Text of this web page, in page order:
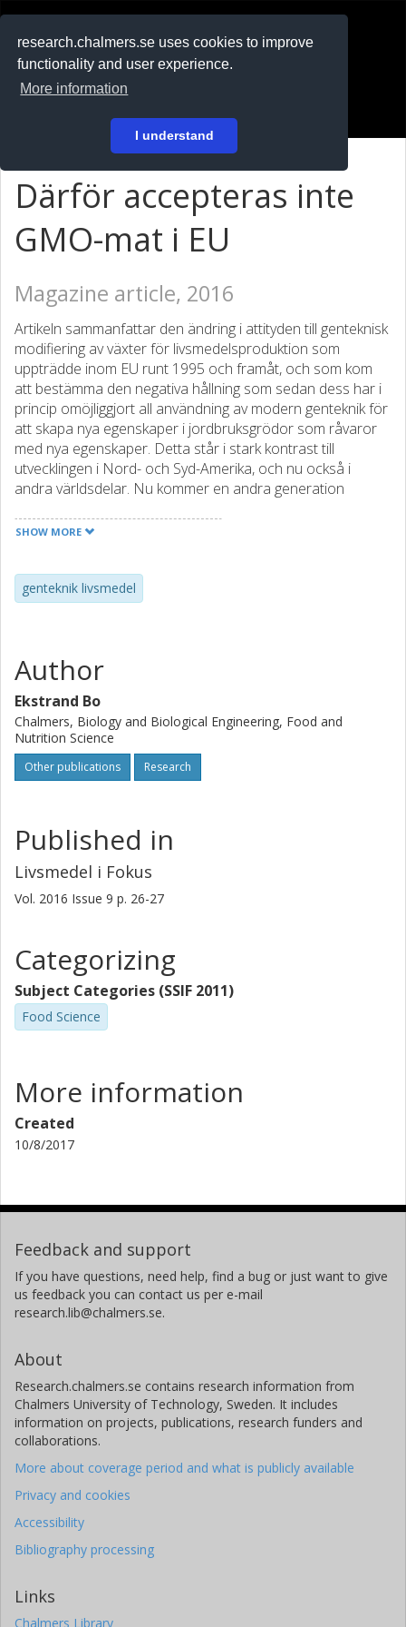
research.chalmers.se uses cookies to improve
functionality and user experience.
More information
I understand
På svenska
Därför accepteras inte
GMO-mat i EU
Magazine article, 2016
Artikeln sammanfattar den ändring i attityden till genteknisk
modifiering av växter för livsmedelsproduktion som
uppträdde inom EU runt 1995 och framåt, och som kom
att bestämma den negativa hållning som sedan dess har i
princip omöjliggjort all användning av modern genteknik för
att skapa nya egenskaper i jordbruksgrödor som råvaror
med nya egenskaper. Detta står i stark kontrast till
utvecklingen i Nord- och Syd-Amerika, och nu också i
andra världsdelar. Nu kommer en andra generation
uppdatering av lagstiftningen, men ännu har EU-
sig om att användning av dessa tekniker inte leder till GMO
i klassisk bemärkelse.
SHOW MORE
genteknik livsmedel
Author
Ekstrand Bo
Chalmers, Biology and Biological Engineering, Food and
Nutrition Science
Other publications Research
Published in
Livsmedel i Fokus
Vol. 2016 Issue 9 p. 26-27
Categorizing
Subject Categories (SSIF 2011)
Food Science
More information
Created
10/8/2017
Feedback and support
If you have questions, need help, find a bug or just want to give
us feedback you can contact us per e-mail
research.lib@chalmers.se.
About
Research.chalmers.se contains research information from
Chalmers University of Technology, Sweden. It includes
information on projects, publications, research funders and
collaborations.
More about coverage period and what is publicly available
Privacy and cookies
Accessibility
Bibliography processing
Links
Chalmers Library